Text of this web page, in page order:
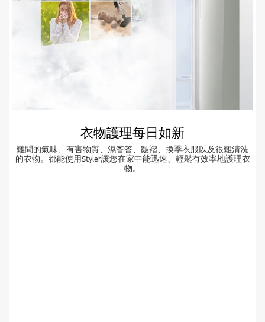
衣物護理每日如新
難聞的氣味、有害物質、濕答答、皺褶、換季衣服以及很難清洗
的衣物。都能使用Styler讓您在家中能迅速、輕鬆有效率地護理衣
物。